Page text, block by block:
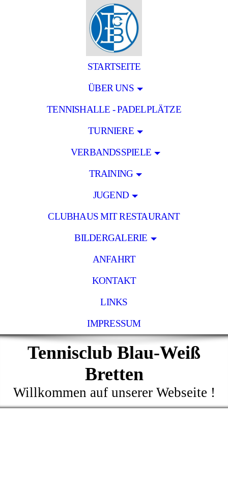
STARTSEITE
ÜBER UNS
TENNISHALLE - PADELPLÄTZE
TURNIERE
VERBANDSSPIELE
TRAINING
JUGEND
CLUBHAUS MIT RESTAURANT
BILDERGALERIE
ANFAHRT
KONTAKT
LINKS
IMPRESSUM
Tennisclub Blau-Weiß
Bretten
Willkommen auf unserer Webseite !